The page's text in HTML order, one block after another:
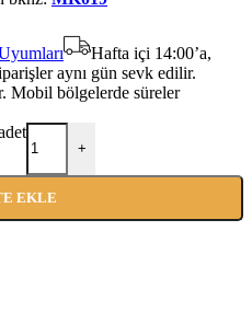
Hafta içi 14:00’a,
aynı gün sevk edilir.
Mobil bölgelerde süreler
+
EKLE